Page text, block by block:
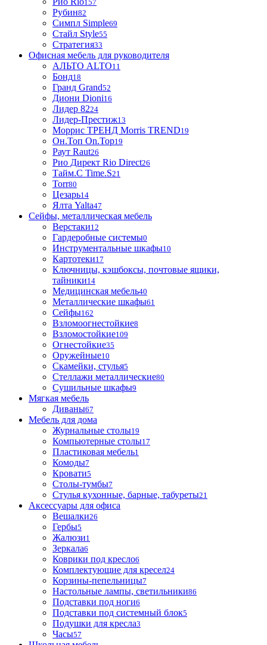
157
Рубин82
Симпл Simple69
Стайл Style55
Стратегия33
Офисная мебель для руководителя
АЛЬТО ALTO11
Бонд18
Гранд Grand52
Диони Dioni16
Лидер 8224
Лидер-Престиж13
Моррис ТРЕНД Morris TREND19
Он.Топ On.Top19
Раут Raut26
Рио Директ Rio Direct26
Тайм.С Time.S21
Torr80
Цезарь14
Ялта Yalta47
Сейфы, металлическая мебель
Верстаки12
Гардеробные системы0
Инструментальные шкафы10
Картотеки17
Ключницы, кэшбоксы, почтовые ящики,
тайники14
Медицинская мебель40
Металлические шкафы61
Сейфы162
Взломоогнестойкие8
Взломостойкие109
Огнестойкие35
Оружейные10
Скамейки, стулья5
Стеллажи металлические80
Сушильные шкафы9
Мягкая мебель
Диваны67
Мебель для дома
Журнальные столы19
Компьютерные столы17
Пластиковая мебель1
Комоды7
Кровати5
Столы-тумбы7
Стулья кухонные, барные, табуреты21
Аксессуары для офиса
Вешалки26
Гербы5
Жалюзи1
Зеркала6
Коврики под кресло6
Комплектующие для кресел24
Корзины-пепельницы7
Настольные лампы, светильники86
Подставки под ноги6
Подставки под системный блок5
Подушки для кресла3
Часы57